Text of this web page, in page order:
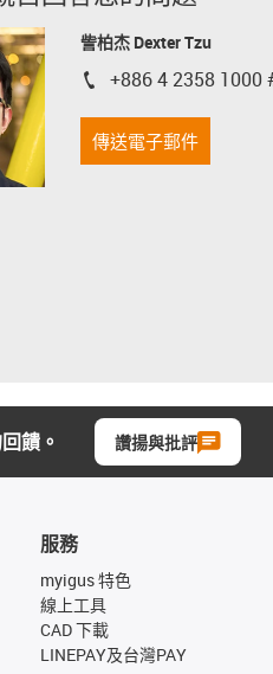
訾柏杰 Dexter Tzu
igus-icon-phone
+886 4 2358 1000
傳送電子郵件
饋。 讚揚與批評
服務
myigus 特色
線上工具
CAD 下載
LINEPAY及台灣PAY